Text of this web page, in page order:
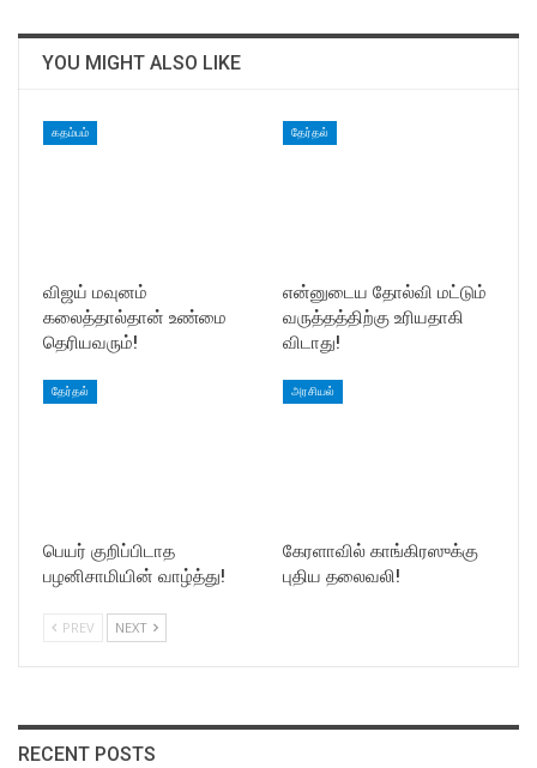
YOU MIGHT ALSO LIKE
கதம்பம்
விஜய் மவுனம்
கலைத்தால்தான் உண்மை
தெரியவரும்!
தேர்தல்
என்னுடைய தோல்வி மட்டும்
வருத்தத்திற்கு உரியதாகி
விடாது!
தேர்தல்
பெயர் குறிப்பிடாத
பழனிசாமியின் வாழ்த்து!
அரசியல்
கேரளாவில் காங்கிரஸுக்கு
புதிய தலைவலி!
PREV NEXT
RECENT POSTS